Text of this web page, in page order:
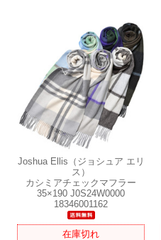
Joshua Ellis（ジョシュア エリ
ス）
カシミアチェックマフラー
35×190 J0S24W0000
18346001162
在庫切れ